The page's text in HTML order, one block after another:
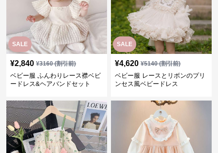
¥2,840 ¥3160 (割引前)
ベビー服 ふんわりレース襟ベビ
ードレス&ヘアバンドセット
SALE
¥4,620 ¥5140(割引前)
ベビー服 レースとリボンのプリ
ンセス風ベビードレス